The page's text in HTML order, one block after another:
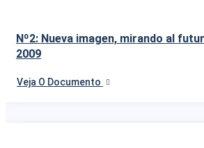
Nº2: Nueva imagen, mirando al
2009
Veja O Documento